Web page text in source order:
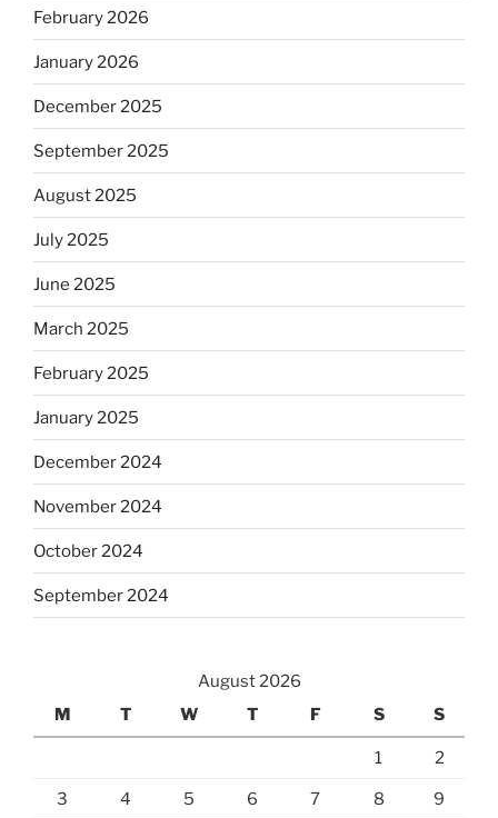
February 2026
January 2026
December 2025
September 2025
August 2025
July 2025
June 2025
March 2025
February 2025
January 2025
December 2024
November 2024
October 2024
September 2024
August 2026
M
T W T F S S
1 2
3 4 5 6 7 8 9